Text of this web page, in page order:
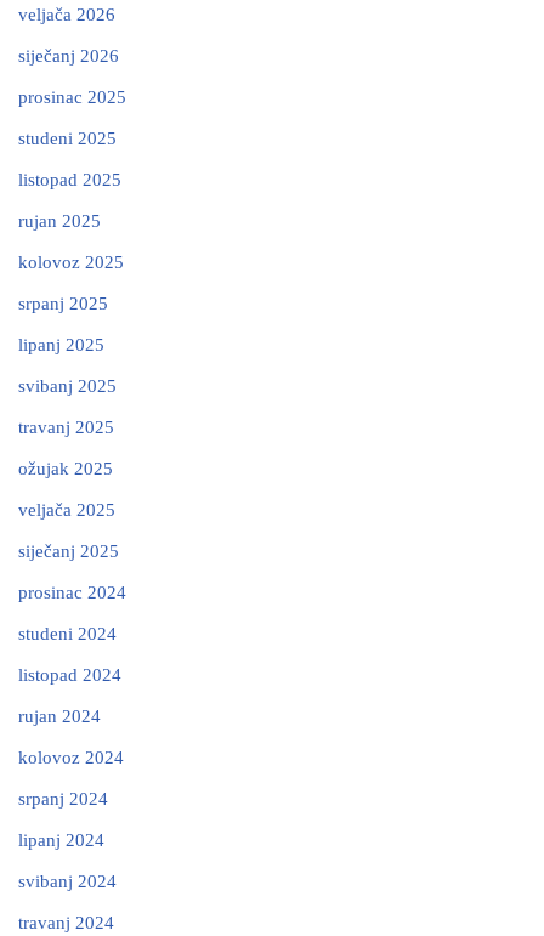
veljača 2026
siječanj 2026
prosinac 2025
studeni 2025
listopad 2025
rujan 2025
kolovoz 2025
srpanj 2025
lipanj 2025
svibanj 2025
travanj 2025
ožujak 2025
veljača 2025
siječanj 2025
prosinac 2024
studeni 2024
listopad 2024
rujan 2024
kolovoz 2024
srpanj 2024
lipanj 2024
svibanj 2024
travanj 2024